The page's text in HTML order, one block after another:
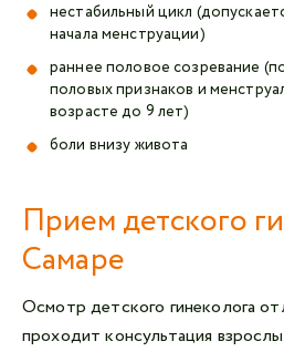
нестабильный цикл
начала менструации)
раннее половое созревание
половых признаков и
возрасте до 9 лет)
боли внизу живота
Прием детского
Самаре
Осмотр детского гинеколога
проходит консультация